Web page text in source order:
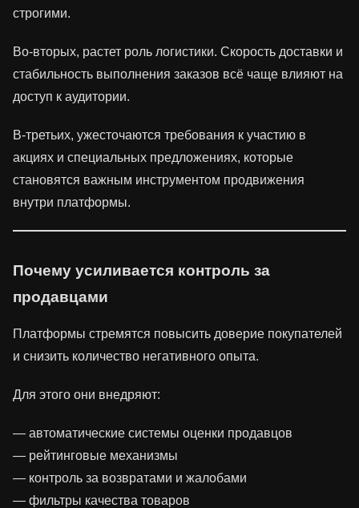
строгими.
Во-вторых, растет роль логистики. Скорость доставки и
стабильность выполнения заказов всё чаще влияют на
доступ к аудитории.
В-третьих, ужесточаются требования к участию в
акциях и специальных предложениях, которые
становятся важным инструментом продвижения
внутри платформы.
Почему усиливается контроль за
продавцами
Платформы стремятся повысить доверие покупателей
и снизить количество негативного опыта.
Для этого они внедряют:
— автоматические системы оценки продавцов
— рейтинговые механизмы
— контроль за возвратами и жалобами
— фильтры качества товаров